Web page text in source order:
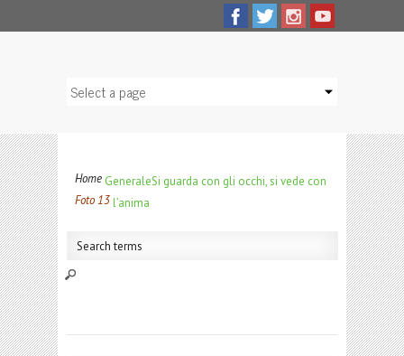
Home GeneraleSi guarda con gli occhi, si vede con
l’anima
Foto 13